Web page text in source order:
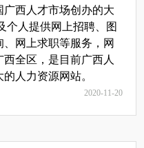
广西人才市场创办的大
个人提供网上招聘、图
网上求职等服务，网
全区，是目前广西人
人力资源网站。
2020-11-20